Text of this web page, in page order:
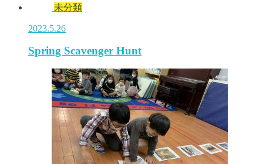
未分類
2023.5.26
Spring Scavenger Hunt